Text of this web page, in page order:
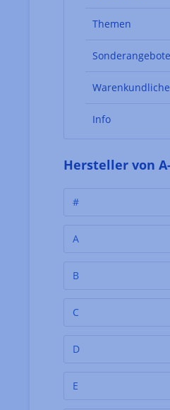
Themen
Sonderangebote
Info
Hersteller von
#
A
B
C
D
E